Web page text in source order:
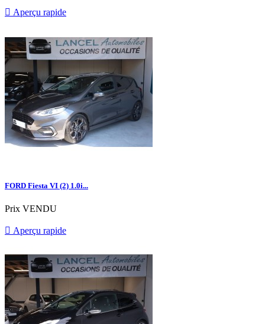
 Aperçu rapide
FORD Fiesta VI (2) 1.0i...
Prix VENDU
 Aperçu rapide